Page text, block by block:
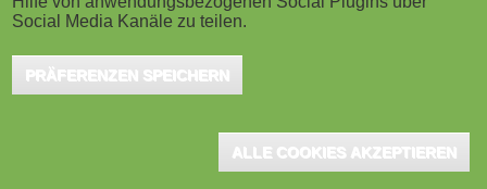
Arbeitskonzepten auseinanderzusetzen: Homeoffice wurde von
wurden mit neuen Formen des Engagements und der Interaktion
kollaborativen Wandel voranzutreiben, wird zunehmend von
Social Media Kanäle zu teilen.
PRÄFERENZEN SPEICHERN
ALLE COOKIES AKZEPTIEREN